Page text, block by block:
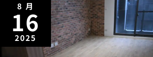
8 月
16
2025